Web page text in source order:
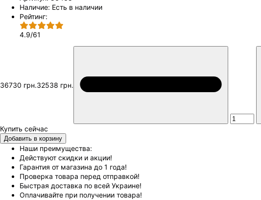
Наличие: Есть в наличии
Рейтинг:
4.9/61
36730 грн.32538 грн.
Добавить в корзину
Наши преимущества:
Действуют скидки и акции!
Гарантия от магазина до 1 года!
Проверка товара перед отправкой!
Быстрая доставка по всей Украине!
Оплачивайте при получении товара!